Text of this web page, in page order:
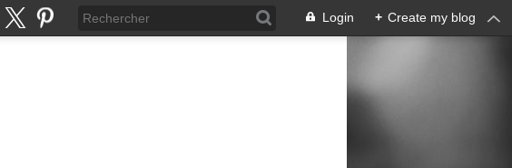
Login + Create my blog